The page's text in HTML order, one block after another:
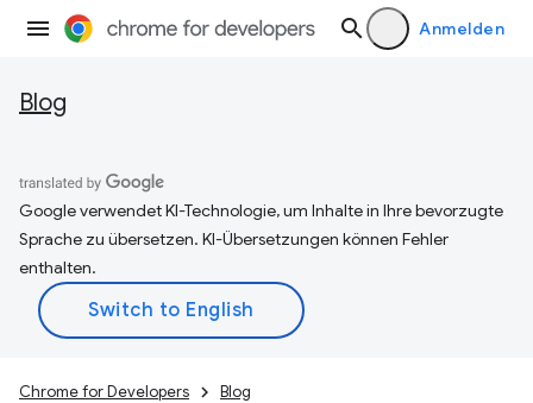
Anmelden
Blog
Google verwendet KI-Technologie, um Inhalte in Ihre bevorzugte
Sprache zu übersetzen. KI-Übersetzungen können Fehler
enthalten.
Chrome for Developers Blog